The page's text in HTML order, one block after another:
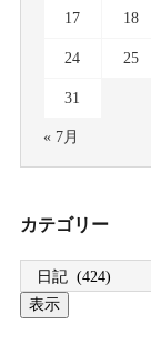
17 18
24 25
31
« 7月
カテゴリー